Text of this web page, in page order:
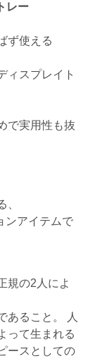
レー
ず使える
ィスプレイト
で実用性も抜
、
ンアイテムで
規の2人によ
あること。 人
って生まれる
ースとしての